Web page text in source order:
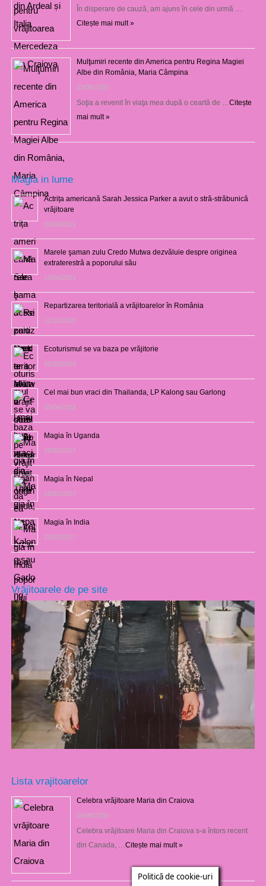
În disperare de cauză, am ajuns în cele din urmă …
Citește mai mult »
Mulţumiri recente din America pentru Regina Magiei
Albe din România, Maria Câmpina
23/08/2025
Soţia a revenit în viaţa mea după o ceartă de … Citește
mai mult »
Magia in lume
Actrița americană Sarah Jessica Parker a avut o stră-străbunică
vrăjitoare
03/08/2021
Marele şaman zulu Credo Mutwa dezvăluie despre originea
extraterestră a poporului său
14/06/2021
Repartizarea teritorială a vrăjitoarelor în România
12/10/2020
Ecoturismul se va baza pe vrăjitorie
01/02/2019
Cel mai bun vraci din Thailanda, LP Kalong sau Garlong
03/04/2018
Magia în Uganda
28/02/2017
Magia în Nepal
26/02/2017
Magia în India
23/02/2017
Vrăjitoarele de pe site
Lista vrajitoarelor
Celebra vrăjitoare Maria din Craiova
06/08/2026
Celebra vrăjitoare Maria din Craiova s-a întors recent
din Canada, … Citește mai mult »
Politică de cookie-uri